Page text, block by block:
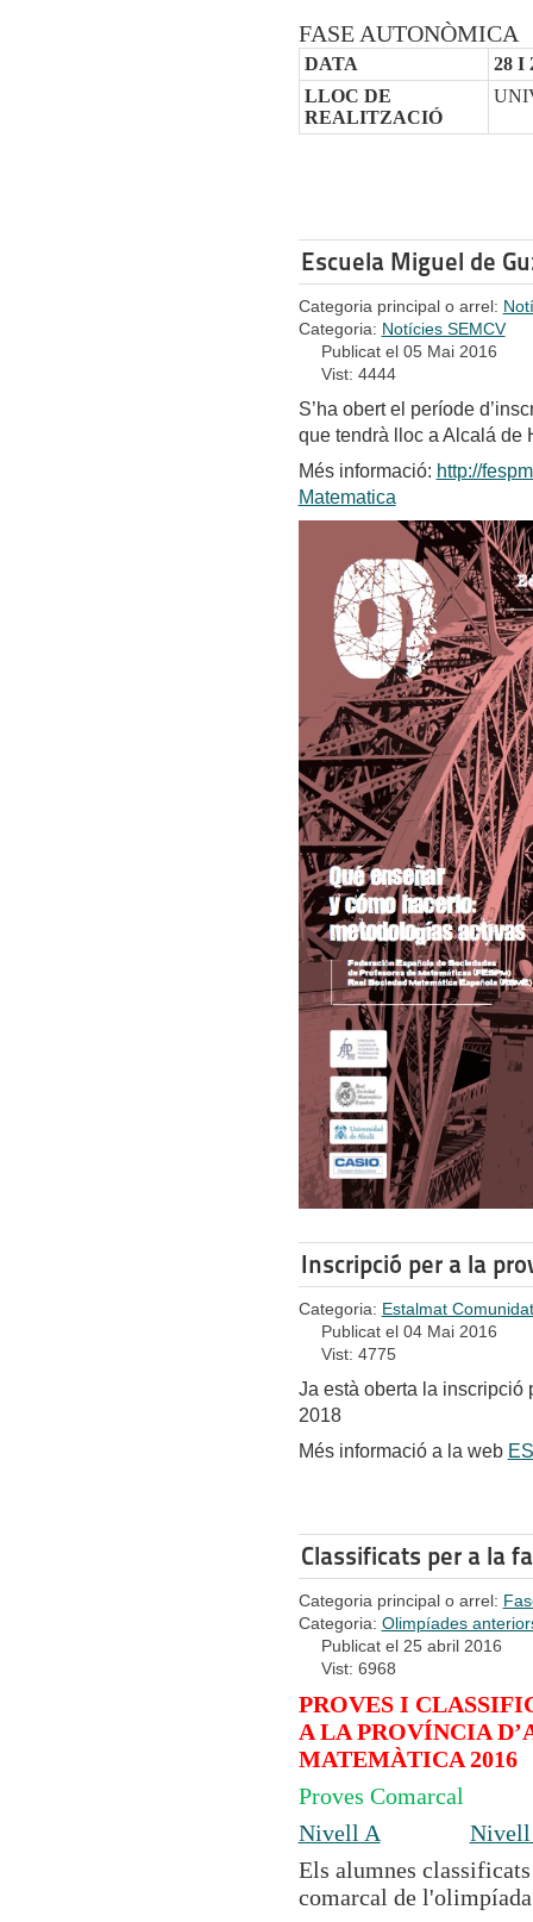
FASE AUTONÒMICA
DATA
28 I
LLOC DE
REALITZACIÓ
Escuela Miguel de
Categoria principal o arrel:
Categoria: Notícies SEMCV
Publicat el 05 Mai 2016
Vist: 4444
S’ha obert el període
que tendrà lloc a Alcalá de
Més informació: http://
Matematica
Inscripció per a la
Categoria: Estalmat
Publicat el 04 Mai 2016
Vist: 4775
Ja està oberta la inscripció
2018
Més informació a la web
Classificats per a la
Categoria principal o arrel:
Categoria: Olimpíades
Publicat el 25 abril 2016
Vist: 6968
PROVES I
A LA PROVÍNCIA
MATEMÀTICA 2016
Proves Comarcal
Nivell A
Els alumnes
comarcal de